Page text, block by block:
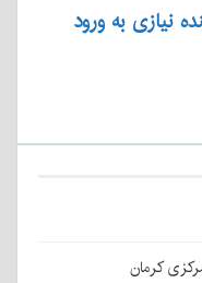
نیازی به ورود
کرمان